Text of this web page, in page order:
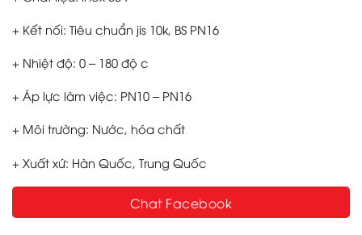
+ Kết nối: Tiêu chuẩn jis 10k, BS PN16
+ Nhiệt độ: 0 – 180 độ c
+ Áp lực làm việc: PN10 – PN16
+ Môi trường: Nước, hóa chất
+ Xuất xứ: Hàn Quốc, Trung Quốc
Chat Facebook